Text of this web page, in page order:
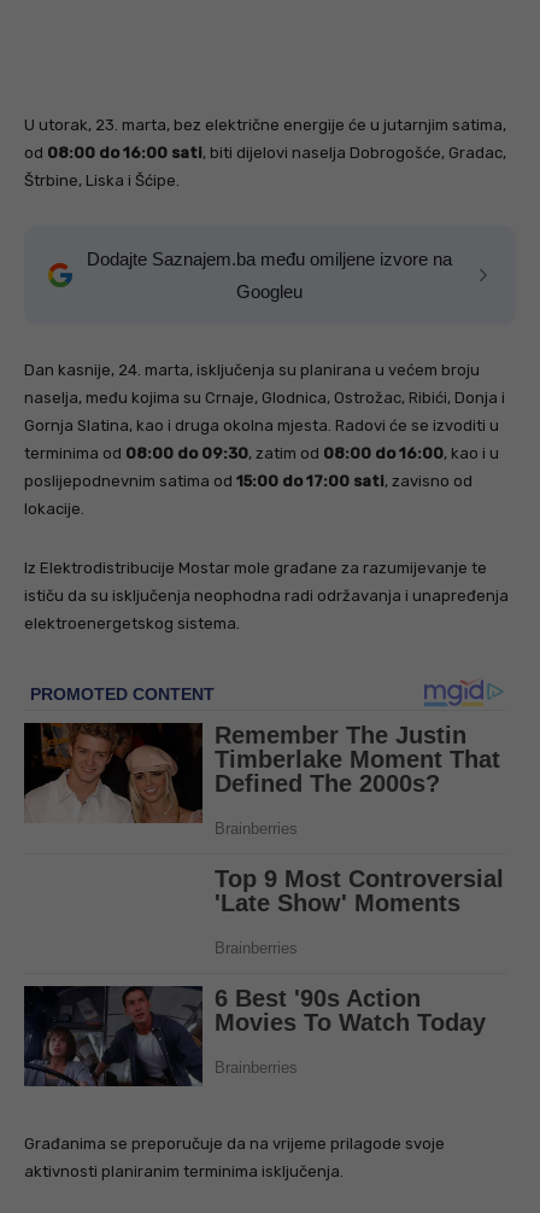
U utorak, 23. marta, bez električne energije će u jutarnjim satima,
od 08:00 do 16:00 sati, biti dijelovi naselja Dobrogošće, Gradac,
Štrbine, Liska i Šćipe.
Dodajte Saznajem.ba među omiljene izvore na
Googleu
Dan kasnije, 24. marta, isključenja su planirana u većem broju
naselja, među kojima su Crnaje, Glodnica, Ostrožac, Ribići, Donja i
Gornja Slatina, kao i druga okolna mjesta. Radovi će se izvoditi u
terminima od 08:00 do 09:30, zatim od 08:00 do 16:00, kao i u
poslijepodnevnim satima od 15:00 do 17:00 sati, zavisno od
lokacije.
Iz Elektrodistribucije Mostar mole građane za razumijevanje te
ističu da su isključenja neophodna radi održavanja i unapređenja
elektroenergetskog sistema.
Građanima se preporučuje da na vrijeme prilagode svoje
aktivnosti planiranim terminima isključenja.